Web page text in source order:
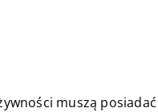
muszą